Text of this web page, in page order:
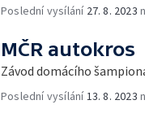
Poslední vysílání 27. 8. 2023
MČR autokros
Závod domácího
Poslední vysílání 13. 8. 2023